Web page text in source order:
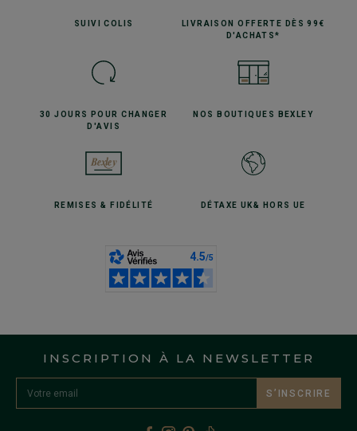
SUIVICOLIS LIVRAISON OFFERTE
DÈS 99€
D'ACHATS*
30 JOURS POURCHANGER
D'AVIS
NOS BOUTIQUES BEXLEY
REMISES& FIDÉLITÉ DÉTAXE UK& HORS UE
INSCRIPTION À LA NEWSLETTER
S’INSCRIRE